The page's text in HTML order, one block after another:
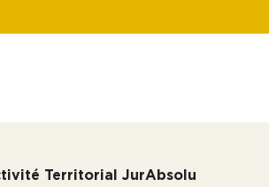
Territorial JurAbsolu